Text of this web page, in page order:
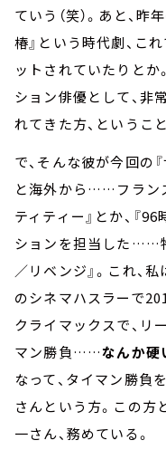
ていう（笑）。あと、
椿』という時代劇、こ
ットされていたりとか
ション俳優として、非
れてきた方、というこ
で、そんな彼が今回の
と海外から……フラン
ティティー』とか、『
ションを担当した……特
／リベンジ』。これ、
のシネマハスラーで
クライマックスで、リ
マン勝負……なんか硬
なって、タイマン勝負
さんという方。この方
一さん、務めている。